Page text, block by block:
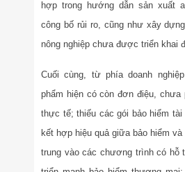
hợp trong hướng dẫn sản xuất
công bố rủi ro, cũng như xây
nông nghiệp chưa được triển khai
Cuối cùng, từ phía doanh
phẩm hiện có còn đơn điệu,
thực tế; thiếu các gói bảo hiểm
kết hợp hiệu quả giữa bảo hiểm
trung vào các chương trình có hỗ